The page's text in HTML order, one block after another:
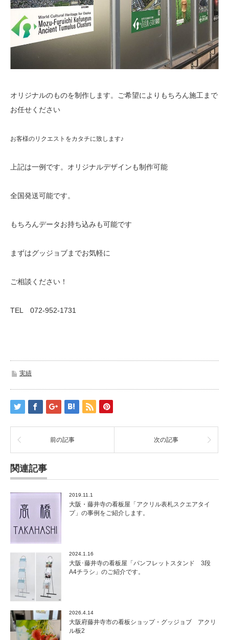
オリジナルのものを制作します。ご希望によりもちろん施工まで
お任せください
お客様のリクエストをカタチに致します♪
上記は一例です。オリジナルデザインも制作可能
全国発送可能です。
もちろんデータお持ち込みも可能です
まずはグッジョブまでお気軽に
ご相談ください！
TEL 072-952-1731
実績
前の記事 次の記事
関連記事
2019.11.1
大阪・藤井寺の看板屋「アクリル表札スクエアタイ
プ」の事例をご紹介します。
2024.1.16
大阪･藤井寺の看板屋「パンフレットスタンド 3段
A4チラシ」のご紹介です。
2026.4.14
大阪府藤井寺市の看板ショップ・グッジョブ アクリ
ル板2